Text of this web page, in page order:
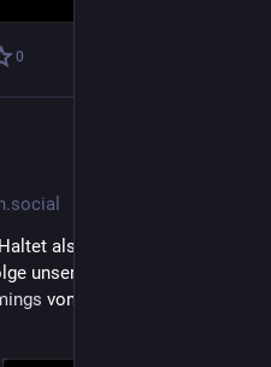
0
also eure Podcatcher
unserer neuen
von